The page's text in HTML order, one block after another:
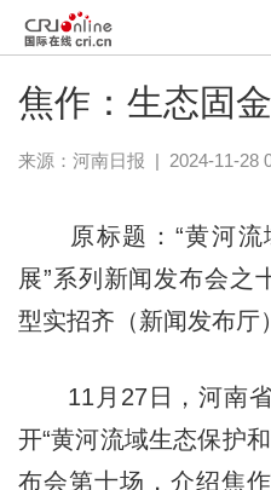
焦作：生态固
来源： 河南日报 | 2024-11-28
原标题：“黄河流
展”系列新闻发布会之
型实招齐（新闻发布厅）
11月27日，河南省
开“黄河流域生态保护
布会第十场，介绍焦